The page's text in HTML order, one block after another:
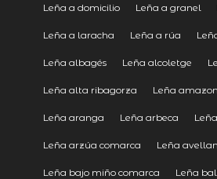
Leña a domicilio Leña a granel
Leña a laracha Leña a rúa
Leña albagés Leña alcoletge
Leña alta ribagorza Leña amazon
Leña aranga Leña arbeca
Leña arzúa comarca Leña
Leña bajo miño comarca Leña